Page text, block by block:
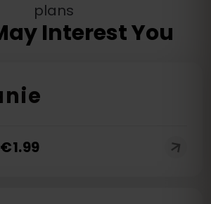
plans
Interest You
€1.99